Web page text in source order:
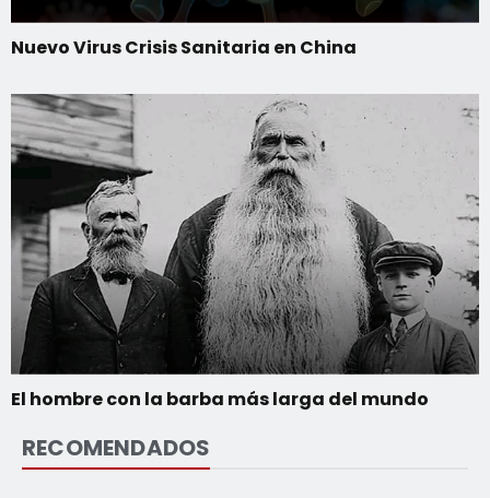
Nuevo Virus Crisis Sanitaria en China
El hombre con la barba más larga del mundo
RECOMENDADOS